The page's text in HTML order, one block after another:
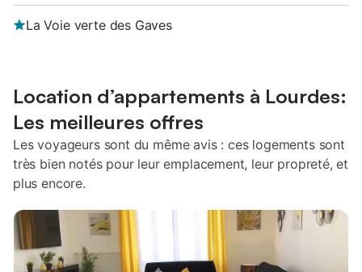
La Voie verte des Gaves
Location d’appartements à Lourdes:
Les meilleures offres
Les voyageurs sont du même avis : ces logements sont
très bien notés pour leur emplacement, leur propreté, et
plus encore.